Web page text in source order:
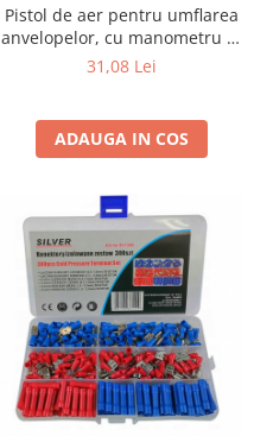
Pistol de aer pentru umflarea
anvelopelor, cu manometru 0-
16 bari
31,08 Lei
ADAUGA IN COS